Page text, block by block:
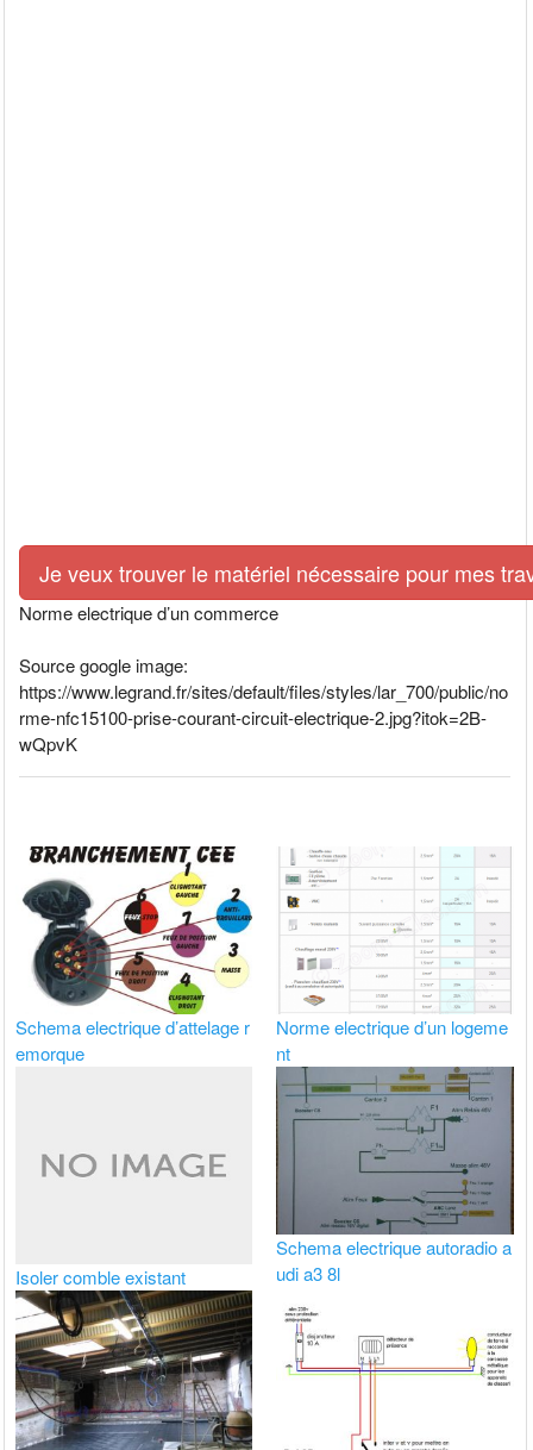
Je veux trouver le matériel nécessaire pour mes
Norme electrique d’un commerce
Source google image:
https://www.legrand.fr/sites/default/files/styles/lar_700/public/no
rme-nfc15100-prise-courant-circuit-electrique-2.jpg?itok=2B-
wQpvK
Schema electrique d’attelage r
emorque
Norme electrique d’un logeme
nt
Isoler comble existant
Schema electrique autoradio a
udi a3 8l